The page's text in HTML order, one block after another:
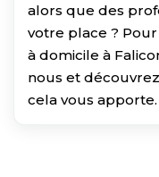
alors que des
votre place ?
à domicile à
nous et
cela vous apporte.